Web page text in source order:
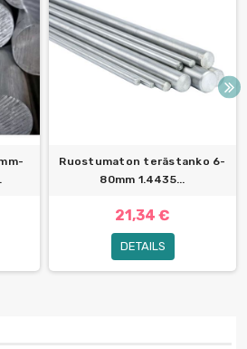
Ruostumaton terästanko 6-
80mm 1.4435...
21,34 €
DETAILS